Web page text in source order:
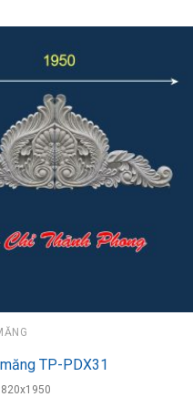
TP-PDX31
820x1950